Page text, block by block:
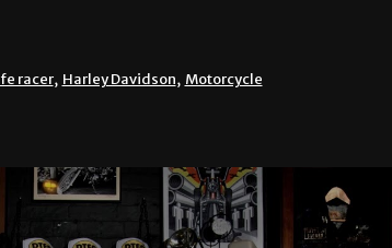
racer, Harley Davidson, Motorcycle